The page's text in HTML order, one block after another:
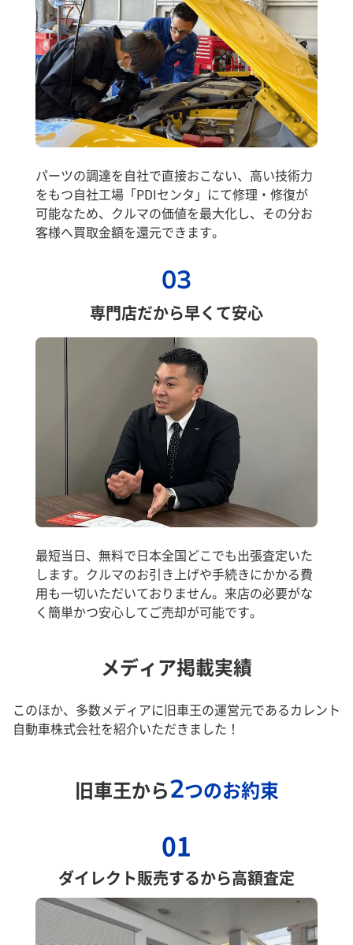
パーツの調達を自社で直接おこない、高い技術力
をもつ自社工場「PDIセンタ」にて修理・修復が
可能なため、クルマの価値を最大化し、その分お
客様へ買取金額を還元できます。
03
専門店だから早くて安心
最短当日、無料で日本全国どこでも出張査定いた
します。クルマのお引き上げや手続きにかかる費
用も一切いただいておりません。来店の必要がな
く簡単かつ安心してご売却が可能です。
メディア掲載実績
このほか、多数メディアに旧車王の運営元であるカレント
自動車株式会社を紹介いただきました！
旧車王から2つのお約束
01
ダイレクト販売するから高額査定